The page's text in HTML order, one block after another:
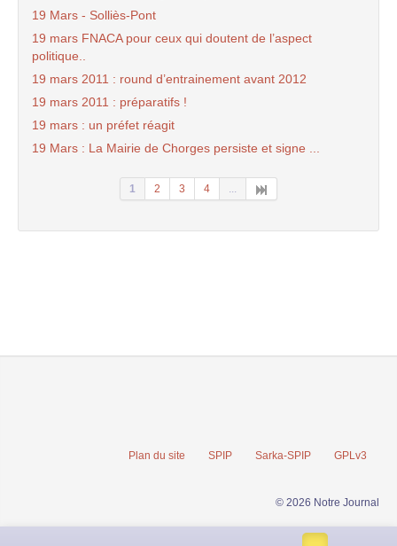
19 Mars - Solliès-Pont
19 mars FNACA pour ceux qui doutent de l’aspect
politique..
19 mars 2011 : round d’entrainement avant 2012
19 mars 2011 : préparatifs !
19 mars : un préfet réagit
19 Mars : La Mairie de Chorges persiste et signe ...
1 2 3 4 ...
Plan du site SPIP Sarka-SPIP GPLv3
© 2026 Notre Journal